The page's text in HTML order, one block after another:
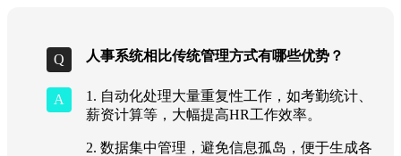
人事系统相比传统管理方式有哪些优势？
1. 自动化处理大量重复性工作，如考勤统计、
薪资计算等，大幅提高HR工作效率。
2. 数据集中管理，避免信息孤岛，便于生成各